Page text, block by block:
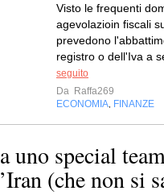
Visto le frequenti
agevolazioin fiscali
prevedono
registro o dell'Iva a
seguito
Da Raffa269
ECONOMIA FINANZE
uno special
(che non si